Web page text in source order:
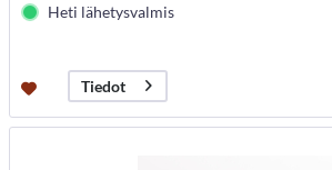
Heti lähetysvalmis
Tiedot